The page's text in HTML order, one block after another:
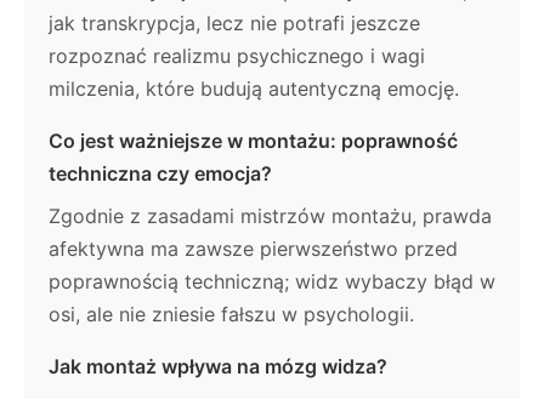
jak transkrypcja, lecz nie potrafi jeszcze
rozpoznać realizmu psychicznego i wagi
milczenia, które budują autentyczną emocję.
Co jest ważniejsze w montażu: poprawność
techniczna czy emocja?
Zgodnie z zasadami mistrzów montażu, prawda
afektywna ma zawsze pierwszeństwo przed
poprawnością techniczną; widz wybaczy błąd w
osi, ale nie zniesie fałszu w psychologii.
Jak montaż wpływa na mózg widza?